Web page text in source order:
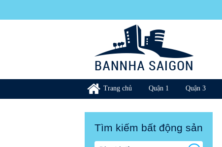
Trang chủ Quận 1 Quận 3
Tìm kiếm bất động sản